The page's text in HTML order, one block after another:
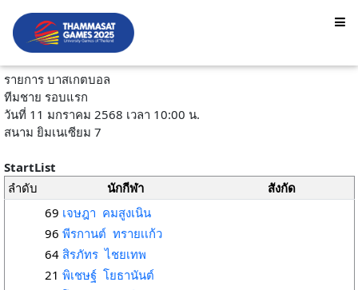
รายการ บาสเกตบอล
ทีมชาย รอบแรก
วันที่ 11 มกราคม 2568 เวลา 10:00 น.
สนาม ยิมเนเซียม 7
StartList
ลำดับ
นักกีฬา สังกัด
69 เจษฎา คมสูงเนิน
96 พีรกานต์ ทรายเเก้ว
64 สิรภัทร ไชยเทพ
21 พิเชษฐ์ โยธานันต์